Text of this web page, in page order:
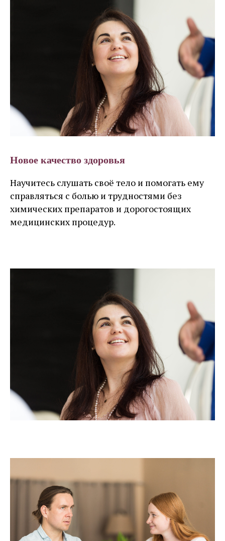
Новое качество здоровья
Научитесь слушать своё тело и помогать ему
справляться с болью и трудностями без
химических препаратов и дорогостоящих
медицинских процедур.